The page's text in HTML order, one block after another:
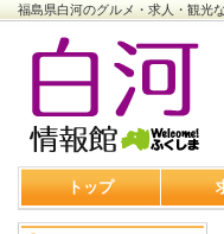
福島県白河のグルメ・求人・観光
トップ